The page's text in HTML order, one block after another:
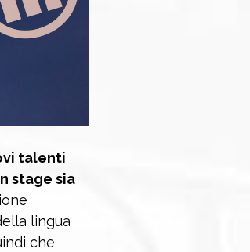
talenti
stage sia
lingua
che